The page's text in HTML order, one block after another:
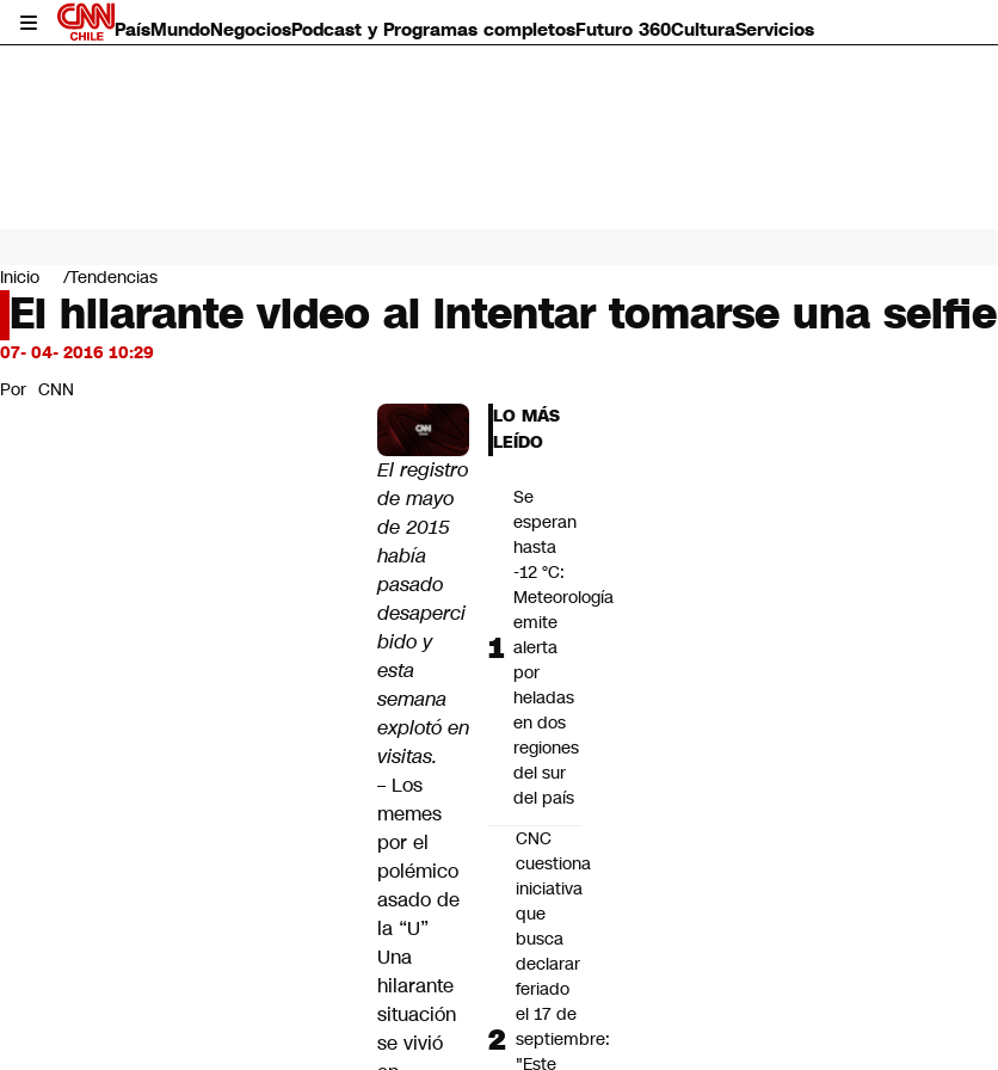
PaísMundoNegociosPodcast y Programas completosFuturo 360CulturaServicios
Mundo
Negocios
Deportes
Programas completos
Servicios
Inicio Tendencias
El hilarante video al intentar tomarse una selfie
07- 04- 2016 10:29
Por CNN
El registro
de mayo
de 2015
había
pasado
desaperci
bido y
esta
semana
explotó en
visitas.
– Los
memes
por el
polémico
asado de
la “U”
Una
hilarante
situación
se vivió
LO MÁS
LEÍDO
Se
esperan
hasta
-12 °C:
Meteorología
emite
alerta
por
heladas
en dos
regiones
del sur
del país
CNC
cuestiona
iniciativa
que
busca
declarar
feriado
el 17 de
septiembre:
"Este